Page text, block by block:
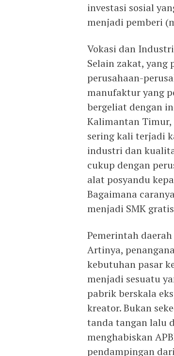
investasi sosial
menjadi pemberi
Vokasi dan
Selain zakat, yang
perusahaan-
manufaktur yang
bergeliat dengan
Kalimantan Timur,
sering kali terjadi
industri dan
cukup dengan
alat posyandu
Bagaimana
menjadi SMK
Pemerintah
Artinya,
kebutuhan pasar
menjadi sesuatu
pabrik berskala
kreator. Bukan
tanda tangan lalu
menghabiskan
pendampingan